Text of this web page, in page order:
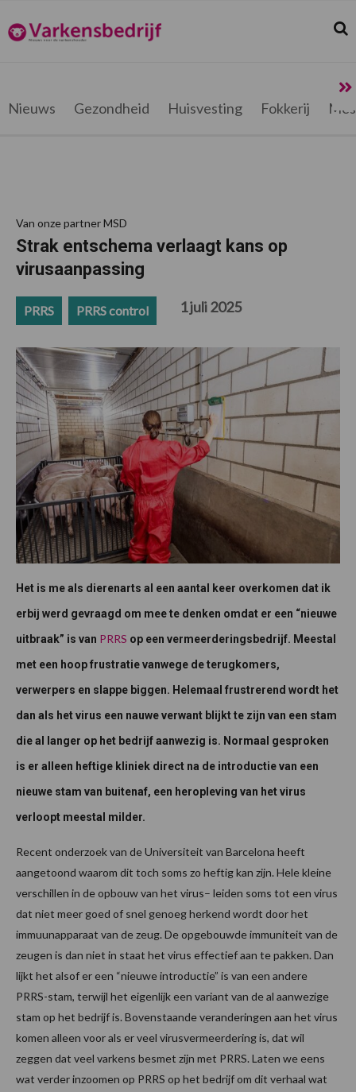
de
hoofdnavigatie
de
hoofd
de
eerste
de
voettekst
Varkensbedrijf.be
Nieuws Gezondheid Huisvesting Fokkerij
Van onze partner MSD
Strak entschema verlaagt kans op
virusaanpassing
PRRS PRRS control 1 juli 2025
Het is me als dierenarts al een aantal keer overkomen dat ik
erbij werd gevraagd om mee te denken omdat er een “nieuwe
uitbraak” is van PRRS op een vermeerderingsbedrijf. Meestal
met een hoop frustratie vanwege de terugkomers,
verwerpers en slappe biggen. Helemaal frustrerend wordt het
dan als het virus een nauwe verwant blijkt te zijn van een stam
die al langer op het bedrijf aanwezig is. Normaal gesproken
is er alleen heftige kliniek direct na de introductie van een
nieuwe stam van buitenaf, een heropleving van het virus
verloopt meestal milder.
Recent onderzoek van de Universiteit van Barcelona heeft
aangetoond waarom dit toch soms zo heftig kan zijn. Hele kleine
verschillen in de opbouw van het virus– leiden soms tot een virus
dat niet meer goed of snel genoeg herkend wordt door het
immuunapparaat van de zeug. De opgebouwde immuniteit van de
zeugen is dan niet in staat het virus effectief aan te pakken. Dan
lijkt het alsof er een “nieuwe introductie” is van een andere
PRRS-stam, terwijl het eigenlijk een variant van de al aanwezige
stam op het bedrijf is. Bovenstaande veranderingen aan het virus
komen alleen voor als er veel virusvermeerdering is, dat wil
zeggen dat veel varkens besmet zijn met PRRS. Laten we eens
wat verder inzoomen op PRRS op het bedrijf om dit verhaal wat